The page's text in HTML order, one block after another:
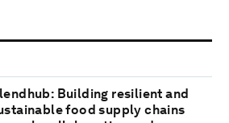
Building resilient and
food supply chains